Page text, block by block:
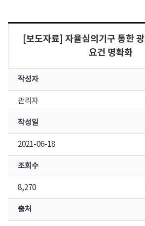
[보도자료] 자율심의기구 통한
요건 명확화
작성자
관리자
작성일
2021-06-18
조회수
8,270
출처